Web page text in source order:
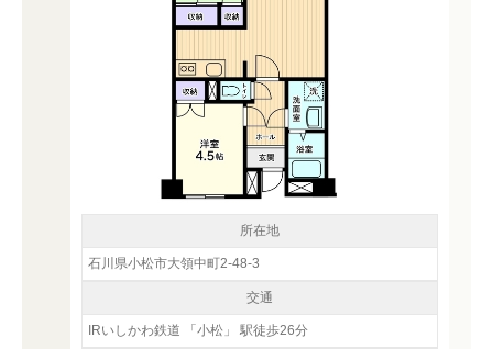
所在地
石川県小松市大領中町2-48-3
交通
IRいしかわ鉄道 「小松」 駅徒歩26分